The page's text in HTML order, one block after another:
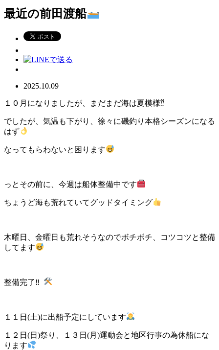
最近の前田渡船
2025.10.09
１０月になりましたが、まだまだ海は夏模様⁇
でしたが、気温も下がり、徐々に磯釣り本格シーズンになる
はず
なってもらわないと困ります
っとその前に、今週は船体整備中です
ちょうど海も荒れていてグッドタイミング
木曜日、金曜日も荒れそうなのでボチボチ、コツコツと整備
してます
整備完了‼︎
１１日(土)に出船予定にしています
１２日(日)祭り、１３日(月)運動会と地区行事の為休船にな
ります